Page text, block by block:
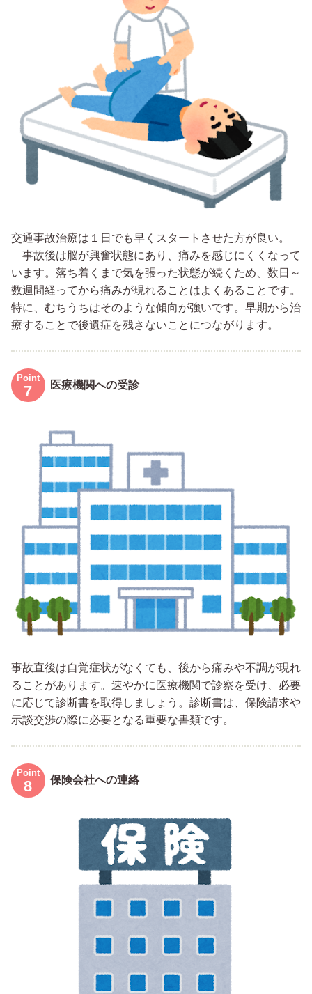
交通事故治療は１日でも早くスタートさせた方が良い。
事故後は脳が興奮状態にあり、痛みを感じにくくなって
います。落ち着くまで気を張った状態が続くため、数日～
数週間経ってから痛みが現れることはよくあることです。
特に、むちうちはそのような傾向が強いです。早期から治
療することで後遺症を残さないことにつながります。
医療機関への受診
事故直後は自覚症状がなくても、後から痛みや不調が現れ
ることがあります。速やかに医療機関で診察を受け、必要
に応じて診断書を取得しましょう。診断書は、保険請求や
示談交渉の際に必要となる重要な書類です。
保険会社への連絡